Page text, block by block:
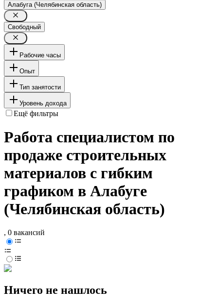
Алабуга (Челябинская область)
Свободный
Рабочие часы
Опыт
Тип занятости
Уровень дохода
Ещё фильтры
Работа специалистом по
продаже строительных
материалов с гибким
графиком в Алабуге
(Челябинская область)
, 0 вакансий
Ничего не нашлось